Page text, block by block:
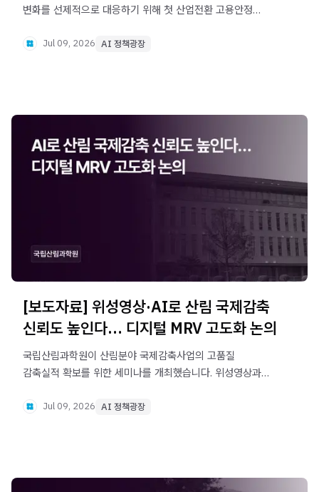
변화를 선제적으로 대응하기 위해 첫 산업전환 고용안정
파악하고, 2030년까지 100만 명 이상에게 AI 직업훈련을
Jul 09, 2026 AI 정책광장
[보도자료] 위성영상·AI로 산림 국제감축
신뢰도 높인다… 디지털 MRV 고도화 논의
국립산림과학원이 산림분야 국제감축사업의 고품질
감축실적 확보를 위한 세미나를 개최했습니다. 위성영상과
변화 모니터링과 탄소감축량 평가 신뢰도를 높이는 방안을
Jul 09, 2026 AI 정책광장